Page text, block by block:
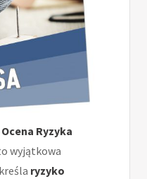
Ryzyka
wyjątkowa
ryzyko